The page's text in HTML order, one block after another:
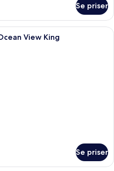
Se priser
Et hotelværelse med en stor seng,
View King
Se priser